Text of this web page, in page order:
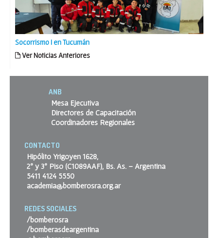
Socorrismo I en Tucumán
Ver Noticias Anteriores
ANB
Mesa Ejecutiva
Directores de Capacitación
Coordinadores Regionales
CONTACTO
Hipólito Yrigoyen 1628,
2º y 3º Piso (C1089AAF), Bs. As. – Argentina
5411 4124 5550
academia@bomberosra.org.ar
REDES SOCIALES
/bomberosra
/bomberasdeargentina